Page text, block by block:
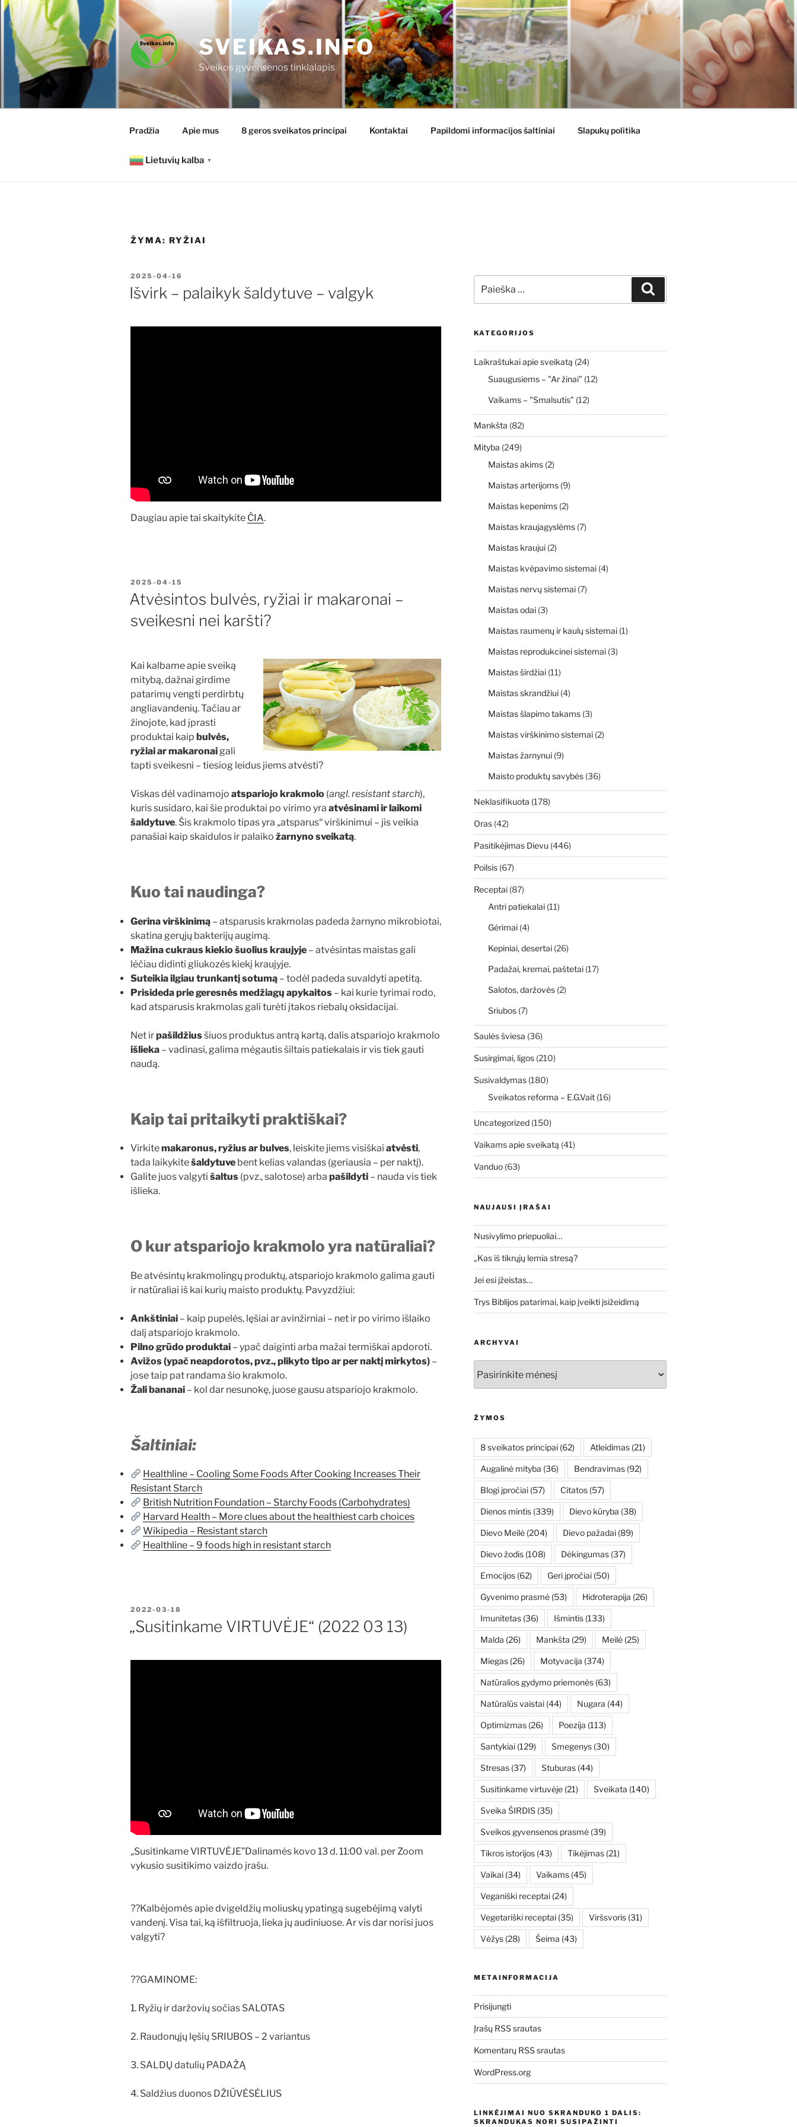
Eiti
prie
turinio
SVEIKAS.INFO
Sveikos gyvensenos tinklalapis
Pradžia Apie mus 8 geros sveikatos principai Kontaktai Papildomi informacijos šaltiniai Slapukų politika
Lietuvių kalba ▼
ŽYMA: RYŽIAI
PASKELBTA
2025-04-16
Išvirk – palaikyk šaldytuve – valgyk
Daugiau apie tai skaitykite ČIA.
PASKELBTA
2025-04-15
Atvėsintos bulvės, ryžiai ir makaronai –
sveikesni nei karšti?
Kai kalbame apie sveiką
mitybą, dažnai girdime
patarimų vengti perdirbtų
angliavandenių. Tačiau ar
žinojote, kad įprasti
produktai kaip bulvės,
ryžiai ar makaronaigali
tapti sveikesni – tiesiog leidus jiems atvėsti?
Viskas dėl vadinamojo atspariojo krakmolo (angl. resistant starch),
kuris susidaro, kai šie produktai po virimo yra atvėsinami ir laikomi
šaldytuve. Šis krakmolo tipas yra „atsparus“ virškinimui – jis veikia
panašiai kaip skaidulos ir palaiko žarnyno sveikatą.
Kuo tai naudinga?
Gerina virškinimą – atsparusis krakmolas padeda žarnyno mikrobiotai,
skatina gerųjų bakterijų augimą.
Mažina cukraus kiekio šuolius kraujyje – atvėsintas maistas gali
lėčiau didinti gliukozės kiekį kraujyje.
Suteikia ilgiau trunkantį sotumą – todėl padeda suvaldyti apetitą.
Prisideda prie geresnės medžiagų apykaitos – kai kurie tyrimai rodo,
kad atsparusis krakmolas gali turėti įtakos riebalų oksidacijai.
Net irpašildžiusšiuos produktus antrą kartą, dalis atspariojo krakmolo
išlieka – vadinasi, galima mėgautis šiltais patiekalais ir vis tiek gauti
naudą.
Kaip tai pritaikyti praktiškai?
Virkitemakaronus, ryžius ar bulves, leiskite jiems visiškai atvėsti,
tada laikykitešaldytuve bent kelias valandas (geriausia – per naktį).
Galite juos valgyti šaltus (pvz., salotose) arba pašildyti – nauda vis tiek
išlieka.
O kuratspariojo krakmoloyra natūraliai?
Be atvėsintų krakmolingų produktų, atspariojo krakmolo galima gauti
ir natūraliai iš kai kurių maisto produktų. Pavyzdžiui:
Ankštiniai – kaip pupelės, lęšiai ar avinžirniai – net ir po virimo išlaiko
dalį atspariojo krakmolo.
Pilno grūdo produktai – ypač daiginti arba mažai termiškai apdoroti.
Avižos (ypač neapdorotos, pvz., plikyto tipo ar per naktį mirkytos) –
jose taip pat randama šio krakmolo.
Žali bananai – kol dar nesunokę, juose gausu atspariojo krakmolo.
Šaltiniai:
Healthline – Cooling Some Foods After Cooking Increases Their
Resistant Starch
British Nutrition Foundation – Starchy Foods (Carbohydrates)
Harvard Health – More clues about the healthiest carb choices
Wikipedia – Resistant starch
Healthline – 9 foods high in resistant starch
PASKELBTA
2022-03-18
„Susitinkame VIRTUVĖJE“ (2022 03 13)
„Susitinkame VIRTUVĖJE”Dalinamės kovo 13 d. 11:00 val. per Zoom
vykusio susitikimo vaizdo įrašu.
??Kalbėjomės apie dvigeldžių moliuskų ypatingą sugebėjimą valyti
vandenį. Visa tai, ką išfiltruoja, lieka jų audiniuose. Ar vis dar norisi juos
valgyti?
??GAMINOME:
1. Ryžių ir daržovių sočias SALOTAS
2. Raudonųjų lęšių SRIUBOS – 2 variantus
3. SALDŲ datulių PADAŽĄ
4. Saldžius duonos DŽIŪVĖSĖLIUS
KATEGORIJOS
Laikraštukai apie sveikatą (24)
Suaugusiems – "Ar žinai" (12)
Vaikams – "Smalsutis" (12)
Mankšta (82)
Mityba (249)
Maistas akims(2)
Maistas arterijoms(9)
Maistas kepenims(2)
Maistas kraujagyslėms(7)
Maistas kraujui(2)
Maistas kvėpavimo sistemai(4)
Maistas nervų sistemai(7)
Maistas odai(3)
Maistas raumenų ir kaulų sistemai(1)
Maistas reprodukcinei sistemai(3)
Maistas širdžiai(11)
Maistas skrandžiui(4)
Maistas šlapimo takams(3)
Maistas virškinimo sistemai(2)
Maistas žarnynui(9)
Maisto produktų savybės(36)
Neklasifikuota (178)
Oras(42)
Pasitikėjimas Dievu (446)
Poilsis(67)
Receptai(87)
Antri patiekalai(11)
Gėrimai(4)
Kepiniai, desertai(26)
Padažai, kremai, paštetai(17)
Salotos, daržovės(2)
Sriubos(7)
Saulės šviesa (36)
Susirgimai, ligos(210)
Susivaldymas(180)
Sveikatos reforma – E.G.Vait(16)
Uncategorized(150)
Vaikams apie sveikatą (41)
Vanduo(63)
NAUJAUSI ĮRAŠAI
Nusivylimo priepuoliai…
„Kas iš tikrųjų lemia stresą?
Jei esi įžeistas…
Trys Biblijos patarimai, kaip įveikti įsižeidimą
ARCHYVAI
ŽYMOS
8 sveikatos principai(62) Atleidimas(21)
Augalinė mityba (36) Bendravimas(92)
Blogi įpročiai(57) Citatos(57)
Dienos mintis(339) Dievo kūryba (38)
Dievo Meilė(204) Dievo pažadai(89)
Dievo žodis(108) Dėkingumas(37)
Emocijos(62) Geri įpročiai(50)
Gyvenimo prasmė(53) Hidroterapija (26)
Imunitetas(36) Išmintis(133)
Malda (26) Mankšta (29) Meilė(25)
Miegas(26) Motyvacija (374)
Natūralios gydymo priemonės(63)
Natūralūs vaistai(44) Nugara (44)
Optimizmas(26) Poezija (113)
Santykiai(129) Smegenys(30)
Stresas(37) Stuburas(44)
Susitinkame virtuvėje(21) Sveikata (140)
Sveika ŠIRDIS(35)
Sveikos gyvensenos prasmė(39)
Tikros istorijos(43) Tikėjimas(21)
Vaikai(34) Vaikams(45)
Veganiški receptai(24)
Vegetariški receptai(35) Viršsvoris(31)
Vėžys(28) Šeima (43)
METAINFORMACIJA
Prisijungti
Įrašų RSS srautas
Komentarų RSS srautas
WordPress.org
LINKĖJIMAI NUO SKRANDUKO 1 DALIS:
SKRANDUKAS NORI SUSIPAŽINTI